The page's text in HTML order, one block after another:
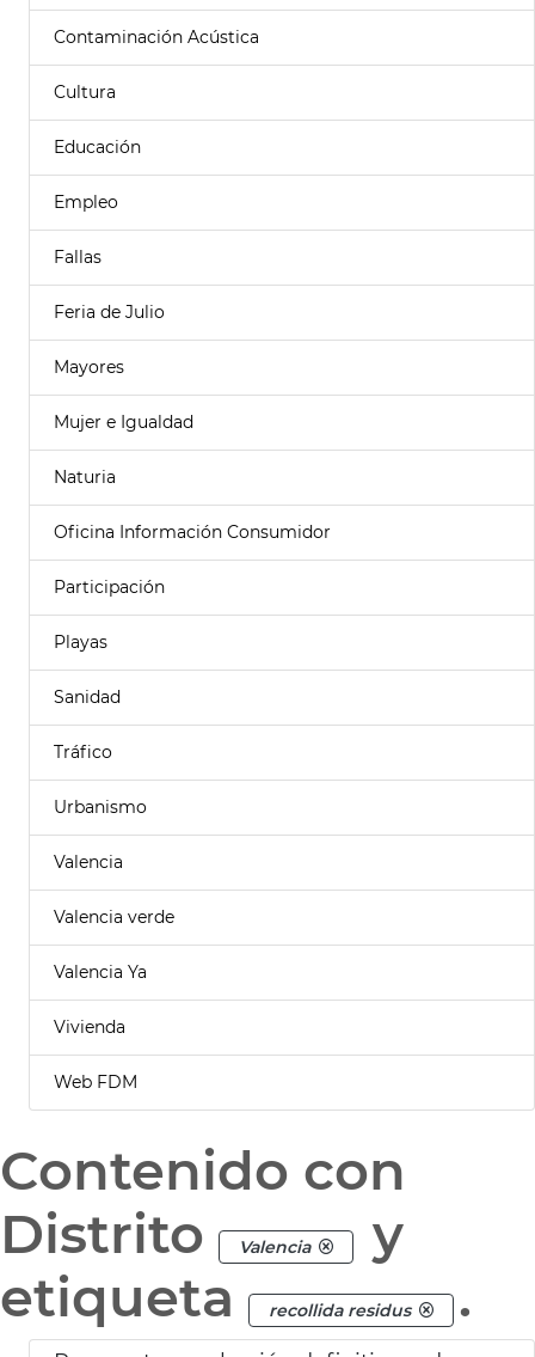
Contaminación Acústica
Cultura
Educación
Empleo
Fallas
Feria de Julio
Mayores
Mujer e Igualdad
Naturia
Oficina Información Consumidor
Participación
Playas
Sanidad
Tráfico
Urbanismo
Valencia
Valencia verde
Valencia Ya
Vivienda
Web FDM
Contenido con
Distrito
Valencia
y
etiqueta
recollida residus .